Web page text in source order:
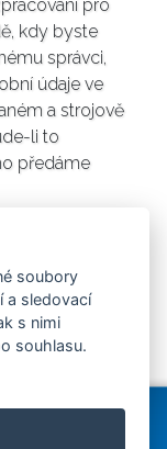
pro
kdy byste
správci,
údaje ve
a strojově
li to
předáme
ohledně
Imperial
01 Karlovy
group.cz
360 01 Karlovy
soubory
a sledovací
s nimi
souhlasu.